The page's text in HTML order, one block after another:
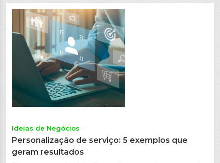
Ideias de Negócios
Personalização de serviço: 5 exemplos que
geram resultados